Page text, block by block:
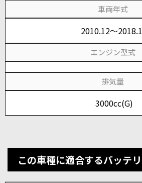
車両年式
2010.12～
エンジン型式
排気量
3000cc(G)
この車種に適合するバッテ